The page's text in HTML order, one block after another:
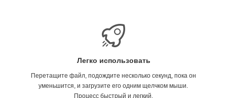
Легко использовать
Перетащите файл, подождите несколько секунд, пока он
уменьшится, и загрузите его одним щелчком мыши.
Процесс быстрый и легкий.